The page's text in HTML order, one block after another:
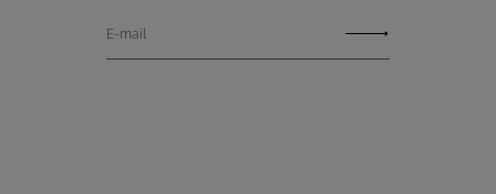
E-mail